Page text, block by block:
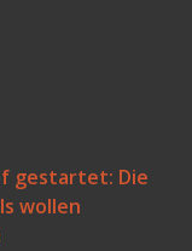
gestartet: Die
wollen